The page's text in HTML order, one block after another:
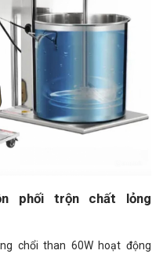
phối trộn chất lỏng
chổi than 60W hoạt động